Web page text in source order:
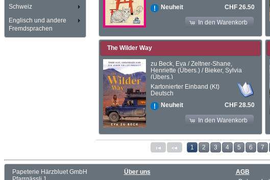
Schweiz
Englisch und andere
Fremdsprachen
Neuheit
CHF 26.50
In den Warenkorb
The Wilder Way
zu Beck, Eva / Zeltner-Shane,
Henriette (Übers.) / Bieker, Sylvia
(Übers.)
Kartonierter Einband (Kt)
Deutsch
Neuheit
CHF 28.50
In den Warenkorb
1 2 3 4 5 6 7
Papeterie Härzbluet GmbH
Über uns
AGB